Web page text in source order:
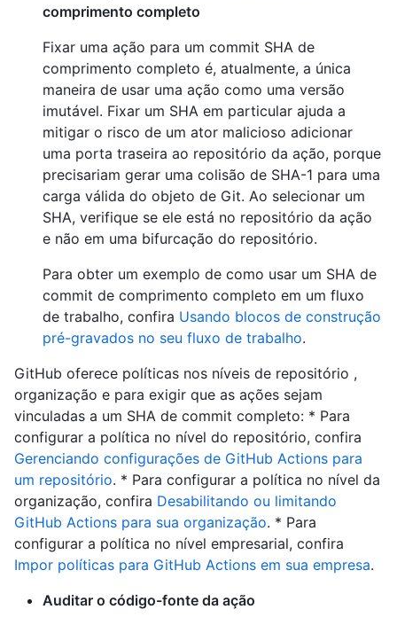
comprimento completo
Fixar uma ação para um commit SHA de
comprimento completo é, atualmente, a única
maneira de usar uma ação como uma versão
imutável. Fixar um SHA em particular ajuda a
mitigar o risco de um ator malicioso adicionar
uma porta traseira ao repositório da ação, porque
precisariam gerar uma colisão de SHA-1 para uma
carga válida do objeto de Git. Ao selecionar um
SHA, verifique se ele está no repositório da ação
e não em uma bifurcação do repositório.
Para obter um exemplo de como usar um SHA de
commit de comprimento completo em um fluxo
de trabalho, confira Usando blocos de construção
pré-gravados no seu fluxo de trabalho.
GitHub oferece políticas nos níveis de repositório ,
organização e para exigir que as ações sejam
vinculadas a um SHA de commit completo: * Para
configurar a política no nível do repositório, confira
Gerenciando configurações de GitHub Actions para
um repositório. * Para configurar a política no nível da
organização, confira Desabilitando ou limitando
GitHub Actions para sua organização. * Para
configurar a política no nível empresarial, confira
Impor políticas para GitHub Actions em sua empresa.
Auditar o código-fonte da ação